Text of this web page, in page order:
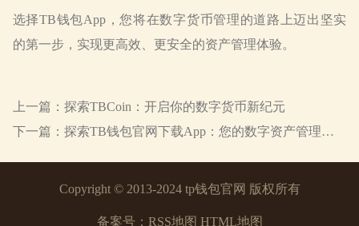
选择TB钱包App，您将在数字货币管理的道路上迈出坚实
的第一步，实现更高效、更安全的资产管理体验。
上一篇： 探索TBCoin：开启你的数字货币新纪元
下一篇： 探索TB钱包官网下载App：您的数字资产管理新纪元
Copyright © 2013-2024 tp钱包官网 版权所有
备案号： RSS地图 HTML地图